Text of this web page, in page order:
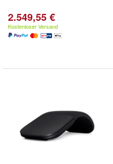
2.549,55 €
Kostenloser Versand